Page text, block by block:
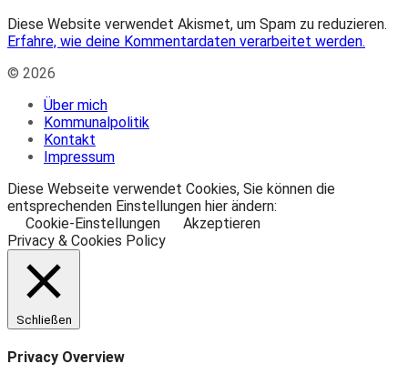
Diese Website verwendet Akismet, um Spam zu reduzieren.
Erfahre, wie deine Kommentardaten verarbeitet werden.
© 2026
Über mich
Kommunalpolitik
Kontakt
Impressum
Diese Webseite verwendet Cookies, Sie können die
entsprechenden Einstellungen hier ändern:
Cookie-Einstellungen
Akzeptieren
Privacy & Cookies Policy
Schließen
Privacy Overview